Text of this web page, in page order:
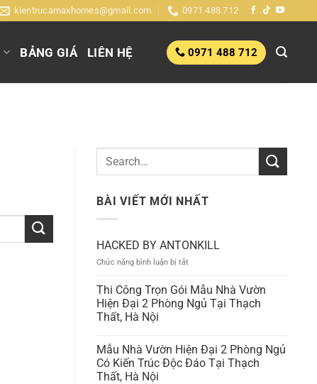
kientrucamaxhomes@gmail.com 0971.488.712
BẢNG GIÁ LIÊN HỆ 0971 488 712
BÀI VIẾT MỚI NHẤT
HACKED BY ANTONKILL
Chức năng bình luận bị tắt
BY
ANTONKILL
Thi Công Trọn Gói Mẫu Nhà Vườn
Hiện Đại 2 Phòng Ngủ Tại Thạch
Thất, Hà Nội
Mẫu Nhà Vườn Hiện Đại 2 Phòng Ngủ
Có Kiến Trúc Độc Đáo Tại Thạch
Thất, Hà Nội